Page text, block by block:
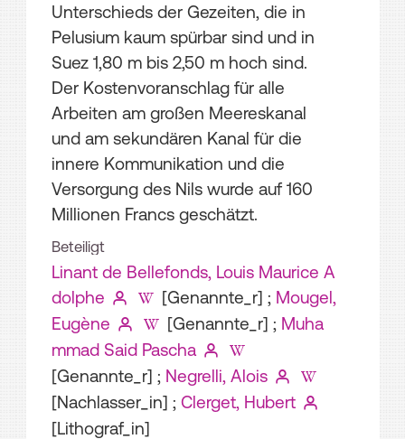
Unterschieds der Gezeiten, die in
Pelusium kaum spürbar sind und in
Suez 1,80 m bis 2,50 m hoch sind.
Der Kostenvoranschlag für alle
Arbeiten am großen Meereskanal
und am sekundären Kanal für die
innere Kommunikation und die
Versorgung des Nils wurde auf 160
Millionen Francs geschätzt.
Beteiligt
Linant de Bellefonds, Louis Maurice A
dolphe
[Genannte_r] ; Mougel,
Eugène
[Genannte_r] ; Muha
mmad Said Pascha
[Genannte_r] ; Negrelli, Alois
[Nachlasser_in] ; Clerget, Hubert
[Lithograf_in]